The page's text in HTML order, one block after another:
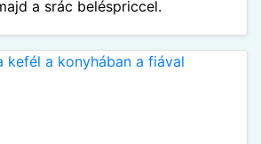
a srác beléspriccel.